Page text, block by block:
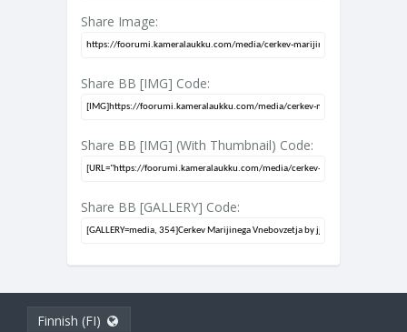
Share Image:
Share BB [IMG] Code:
Share BB [IMG] (With Thumbnail) Code:
Share BB [GALLERY] Code:
Finnish (FI)